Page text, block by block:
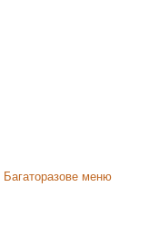
Багаторазове меню